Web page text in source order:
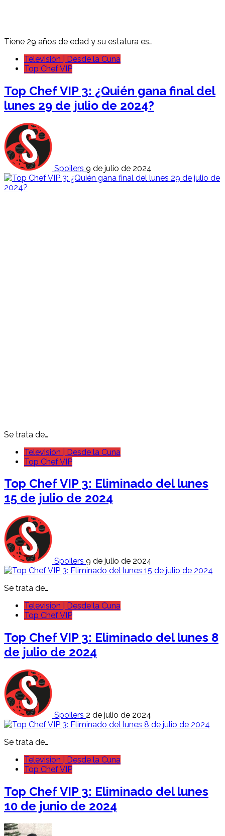
Tiene 29 años de edad y su estatura es…
Televisión | Desde la Cuna
Top Chef VIP
Top Chef VIP 3: ¿Quién gana final del
lunes 29 de julio de 2024?
Spoilers 9 de julio de 2024
Se trata de…
Televisión | Desde la Cuna
Top Chef VIP
Top Chef VIP 3: Eliminado del lunes
15 de julio de 2024
Spoilers 9 de julio de 2024
Se trata de…
Televisión | Desde la Cuna
Top Chef VIP
Top Chef VIP 3: Eliminado del lunes 8
de julio de 2024
Spoilers 2 de julio de 2024
Se trata de…
Televisión | Desde la Cuna
Top Chef VIP
Top Chef VIP 3: Eliminado del lunes
10 de junio de 2024